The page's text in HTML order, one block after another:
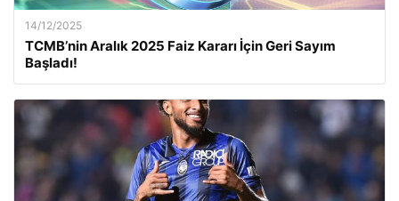
14/12/2025
TCMB’nin Aralık 2025 Faiz Kararı İçin Geri Sayım
Başladı!